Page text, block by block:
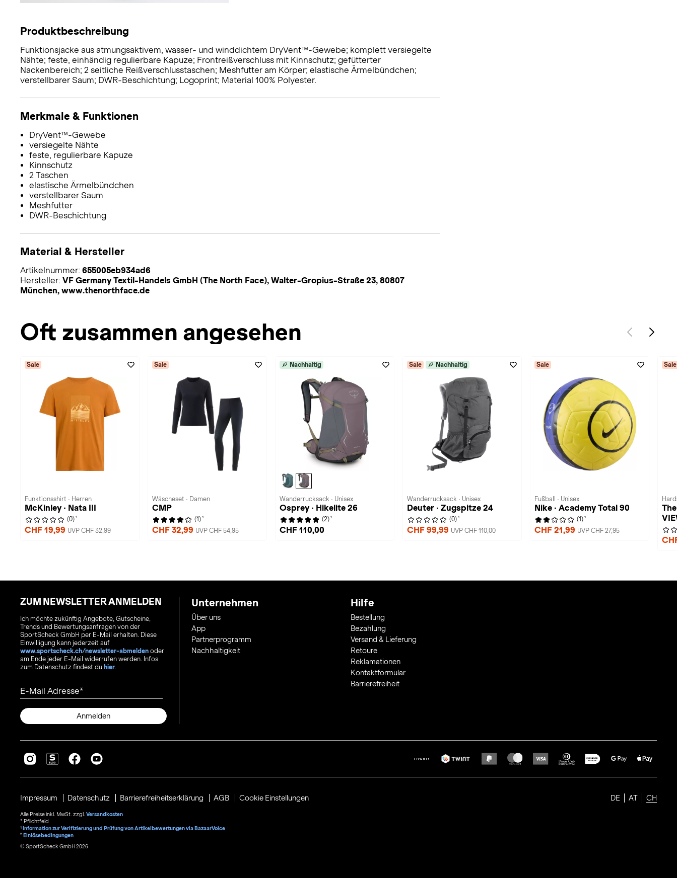
Produktbeschreibung
Funktionsjacke aus atmungsaktivem, wasser- und winddichtem DryVent™-Gewebe; komplett versiegelte
Nähte; feste, einhändig regulierbare Kapuze; Frontreißverschluss mit Kinnschutz; gefütterter
Nackenbereich; 2 seitliche Reißverschlusstaschen; Meshfutter am Körper; elastische Ärmelbündchen;
verstellbarer Saum; DWR-Beschichtung; Logoprint; Material 100% Polyester.
Merkmale & Funktionen
DryVent™-Gewebe
versiegelte Nähte
feste, regulierbare Kapuze
Kinnschutz
2 Taschen
elastische Ärmelbündchen
verstellbarer Saum
Meshfutter
DWR-Beschichtung
Material & Hersteller
Artikelnummer: 655005eb934ad6
Hersteller: VF Germany Textil-Handels GmbH (The North Face), Walter-Gropius-Straße 23, 80807
München, www.thenorthface.de
Oft zusammen angesehen
Sale
Funktionsshirt · Herren
McKinley · Nata III
(0) 1
CHF 19,99 UVP CHF 32,99
Sale
Wäscheset · Damen
CMP
(1) 1
CHF 32,99 UVP CHF 54,95
Nachhaltig
Wanderrucksack · Unisex
Osprey · Hikelite 26
(2) 1
CHF 110,00
Sale Nachhaltig
Wanderrucksack · Unisex
Deuter · Zugspitze 24
(0) 1
CHF 99,99 UVP CHF 110,00
Sale
Fußball · Unisex
Nike · Academy Total 90
(1) 1
CHF 21,99 UVP CHF 27,95
Sale
ZUM NEWSLETTER ANMELDEN
Ich möchte zukünftig Angebote, Gutscheine,
Trends und Bewertungsanfragen von der
SportScheck GmbH per E-Mail erhalten. Diese
Einwilligung kann jederzeit auf
www.sportscheck.ch/newsletter-abmelden oder
am Ende jeder E-Mail widerrufen werden. Infos
zum Datenschutz findest du hier.
E-Mail Adresse
Anmelden
Unternehmen
Über uns
App
Partnerprogramm
Nachhaltigkeit
Hilfe
Bestellung
Bezahlung
Versand & Lieferung
Retoure
Reklamationen
Kontaktformular
Barrierefreiheit
DE AT CH
Impressum Datenschutz Barrierefreiheitserklärung AGB Cookie Einstellungen
Alle Preise inkl. MwSt. zzgl. Versandkosten
* Pflichtfeld
1 Information zur Verifizierung und Prüfung von Artikelbewertungen via BazaarVoice
² Einlösebedingungen
© SportScheck GmbH 2026